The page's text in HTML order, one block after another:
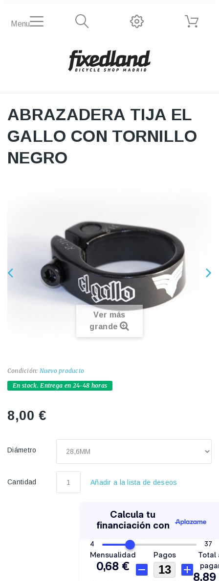
Menu
ABRAZADERA TIJA EL
GALLO CON TORNILLO
NEGRO
Ver más
grande
Condición: Nuevo producto
En stock. Entrega en 24-48 horas
8,00 €
Diámetro
Cantidad Añadir a la lista de deseos